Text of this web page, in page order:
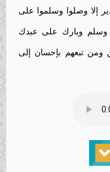
إلا وصلوا وسلموا على
وسلم وبارك على عبدك
تبعهم بإحسان إلى